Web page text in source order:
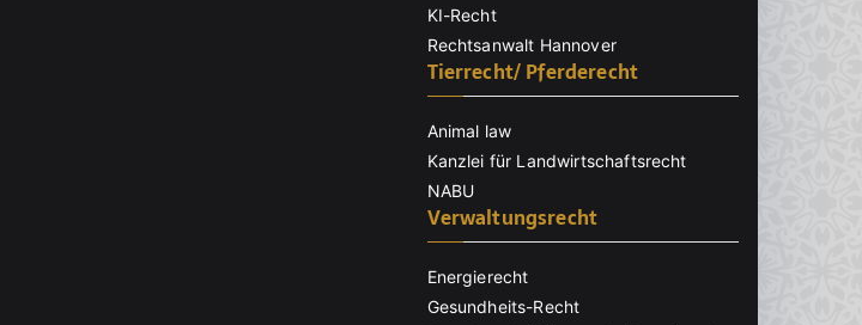
KI-Recht
Rechtsanwalt Hannover
Tierrecht/ Pferderecht
Animal law
Kanzlei für Landwirtschaftsrecht
NABU
Verwaltungsrecht
Energierecht
Gesundheits-Recht